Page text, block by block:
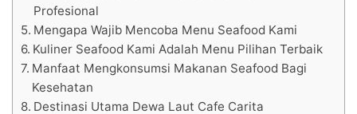
Profesional
Mengapa Wajib Mencoba Menu Seafood Kami
Kuliner Seafood Kami Adalah Menu Pilihan Terbaik
Manfaat Mengkonsumsi Makanan Seafood Bagi
Kesehatan
Destinasi Utama Dewa Laut Cafe Carita